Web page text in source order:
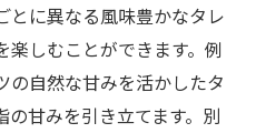
とに異なる風味豊かなタレ
しむことができます。例
の自然な甘みを活かしたタ
の甘みを引き立てます。別